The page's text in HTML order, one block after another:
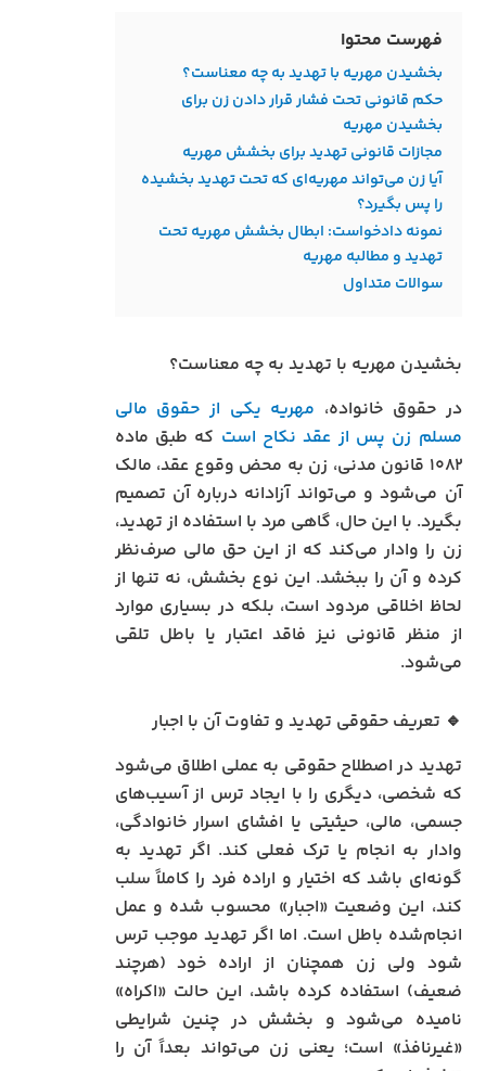
فهرست محتوا
بخشیدن مهریه با تهدید به چه معناست؟
حکم قانونی تحت فشار قرار دادن زن برای
بخشیدن مهریه
مجازات قانونی تهدید برای بخشش مهریه
آیا زن می‌تواند مهریه‌ای که تحت تهدید بخشیده
را پس بگیرد؟
نمونه دادخواست: ابطال بخشش مهریه تحت
تهدید و مطالبه مهریه
سوالات متداول
بخشیدن مهریه با تهدید به چه معناست؟
در حقوق خانواده، مهریه یکی از حقوق مالی
مسلم زن پس از عقد نکاح است که طبق ماده
۱۰۸۲ قانون مدنی، زن به محض وقوع عقد، مالک
آن می‌شود و می‌تواند آزادانه درباره آن تصمیم
بگیرد. با این حال، گاهی مرد با استفاده از تهدید،
زن را وادار می‌کند که از این حق مالی صرف‌نظر
کرده و آن را ببخشد. این نوع بخشش، نه تنها از
لحاظ اخلاقی مردود است، بلکه در بسیاری موارد
از منظر قانونی نیز فاقد اعتبار یا باطل تلقی
می‌شود.
🔹 تعریف حقوقی تهدید و تفاوت آن با اجبار
تهدید در اصطلاح حقوقی به عملی اطلاق می‌شود
که شخصی، دیگری را با ایجاد ترس از آسیب‌های
جسمی، مالی، حیثیتی یا افشای اسرار خانوادگی،
وادار به انجام یا ترک فعلی کند. اگر تهدید به
گونه‌ای باشد که اختیار و اراده فرد را کاملاً سلب
کند، این وضعیت «اجبار» محسوب شده و عمل
انجام‌شده باطل است. اما اگر تهدید موجب ترس
شود ولی زن همچنان از اراده خود (هرچند
ضعیف) استفاده کرده باشد، این حالت «اکراه»
نامیده می‌شود و بخشش در چنین شرایطی
«غیرنافذ» است؛ یعنی زن می‌تواند بعداً آن را